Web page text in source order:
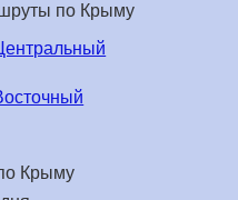
по Крыму
Крыму